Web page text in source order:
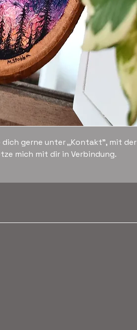
gerne unter ,,Kontakt", mit der
mich mit dir in Verbindung.